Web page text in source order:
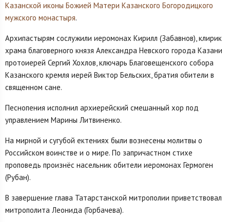
Казанской иконы Божией Матери Казанского Богородицкого
мужского монастыря.
Архипастырям сослужили иеромонах Кирилл (Забавнов), клирик
храма благоверного князя Александра Невского города Казани
протоиерей Сергий Хохлов, ключарь Благовещенского собора
Казанского кремля иерей Виктор Бельских, братия обители в
священном сане.
Песнопения исполнил архиерейский смешанный хор под
управлением Марины Литвиненко.
На мирной и сугубой ектениях были вознесены молитвы о
Российском воинстве и о мире. По запричастном стихе
проповедь произнёс насельник обители иеромонах Гермоген
(Рубан).
В завершение глава Татарстанской митрополии приветствовал
митрополита Леонида (Горбачева).